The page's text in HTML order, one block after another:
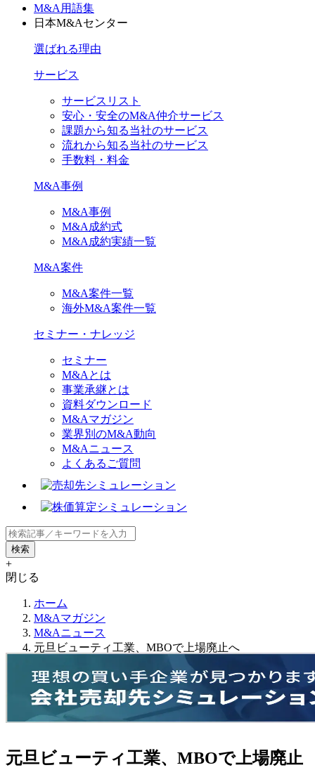
M&A用語集
日本M&Aセンター
選ばれる理由
サービス
サービスリスト
安心・安全のM&A仲介サービス
課題から知る当社のサービス
流れから知る当社のサービス
手数料・料金
M&A事例
M&A事例
M&A成約式
M&A成約実績一覧
M&A案件
M&A案件一覧
海外M&A案件一覧
セミナー・ナレッジ
セミナー
M&Aとは
事業承継とは
資料ダウンロード
M&Aマガジン
業界別のM&A動向
M&Aニュース
よくあるご質問
+
閉じる
ホーム
M&Aマガジン
M&Aニュース
元旦ビューティ工業、MBOで上場廃止へ
元旦ビューティ工業、MBOで上場廃止